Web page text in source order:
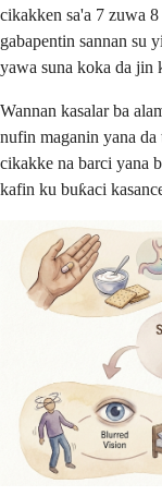
cikakken sa'a 7 zuwa
gabapentin sannan su
yawa suna koka da jin
Wannan kasalar ba
nufin maganin yana
cikakke na barci yana
kafin ku buƙaci